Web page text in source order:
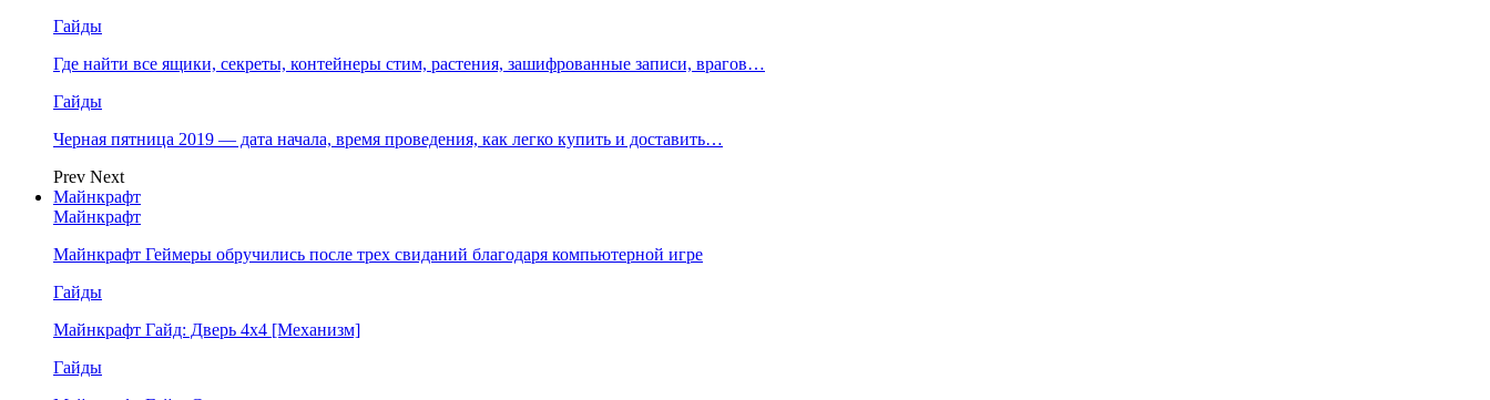
Гайды
Где найти все ящики, секреты, контейнеры стим, растения, зашифрованные записи, врагов…
Гайды
Черная пятница 2019 — дата начала, время проведения, как легко купить и доставить…
Prev Next
Майнкрафт
Майнкрафт
Майнкрафт Геймеры обручились после трех свиданий благодаря компьютерной игре
Гайды
Майнкрафт Гайд: Дверь 4х4 [Механизм]
Гайды